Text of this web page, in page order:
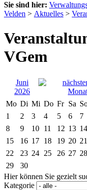
Sie sind hier:
Velden > Aktuelles >
VGem
Juni
2026
Mo Di Mi Do Fr Sa
1
2 3 4 5 6
7
8
9 10 11 12 13 14
15
16 17 18 19 20 21
22
23 24 25 26 27 28
29
30
Hier können Sie gezielt
Kategorie